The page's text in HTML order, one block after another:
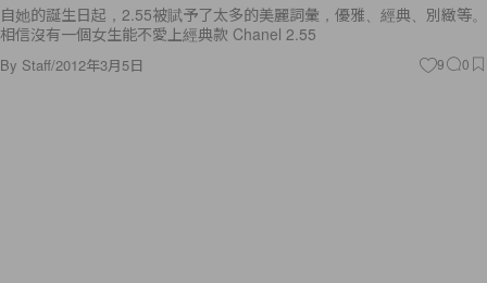
自她的誕生日起，2.55被賦予了太多的美麗詞彙，優雅、經典、別緻等。
相信沒有一個女生能不愛上經典款 Chanel 2.55
By Staff/2012年3月5日 9 0